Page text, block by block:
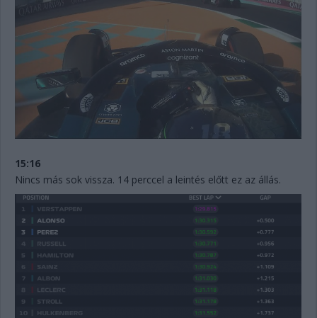
15:16
Nincs más sok vissza. 14 perccel a leintés előtt ez az állás.